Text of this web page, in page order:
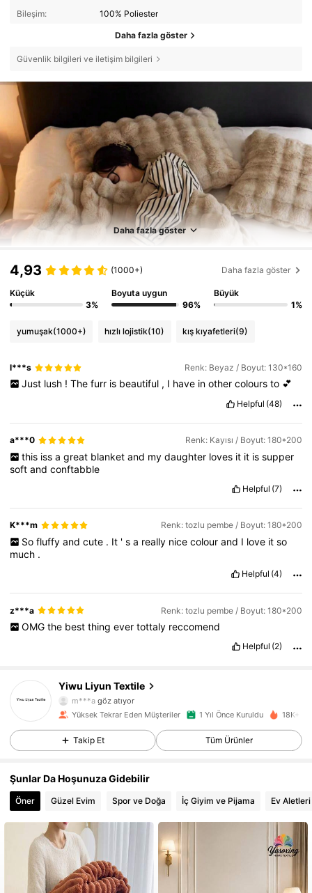
Bileşim:
100% Poliester
Daha fazla göster
Güvenlik bilgileri ve iletişim bilgileri
Daha fazla göster
4,93 (1000+) Daha fazla göster
Küçük
3%
Boyuta uygun
96%
Büyük
1%
yumuşak(1000+) hızlı lojistik(10) kış kıyafetleri(9)
l***s Renk: Beyaz / Boyut: 130*160
Just lush ! The furr is beautiful , I have in other colours to 💕
Helpful (48)
a***0 Renk: Kayısı / Boyut: 180*200
this iss a great blanket and my daughter loves it it is supper
softandconftabble
Helpful (7)
K***m Renk: tozlu pembe / Boyut: 180*200
So fluffy and cute . It ' s a really nice colour and I love it so
much .
Helpful (4)
z***a Renk: tozlu pembe / Boyut: 180*200
OMG the best thing ever tottaly reccomend
Helpful (2)
Yiwu Liyun Textile
m***agöz atıyor
4,93
2K Takipçiler
4,93
4,93 2K Takipçiler
4,93
4,93 2K Takipçiler
Yüksek Tekrar Eden Müşteriler 1 Yıl Önce Kuruldu 18K+
Takip Et Tüm Ürünler
Şunlar Da Hoşunuza Gidebilir
Öner Güzel Evim Spor ve Doğa İç Giyim ve Pijama Ev Aletleri